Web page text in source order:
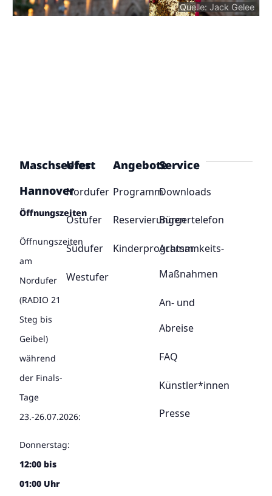
Quelle: Jack Gelee
Maschseefest
Hannover
Öffnungszeiten
Öffnungszeiten
am
Nordufer
(RADIO 21
Steg bis
Geibel)
während
der Finals-
Tage
23.-26.07.2026:
Donnerstag:
12:00 bis
01:00 Uhr
Ufer
Nordufer
Ostufer
Südufer
Westufer
Angebote
Programm
Reservierungen
Kinderprogramm
Service
Downloads
Bürgertelefon
Achtsamkeits-
Maßnahmen
An- und
Abreise
FAQ
Künstler*innen
Presse